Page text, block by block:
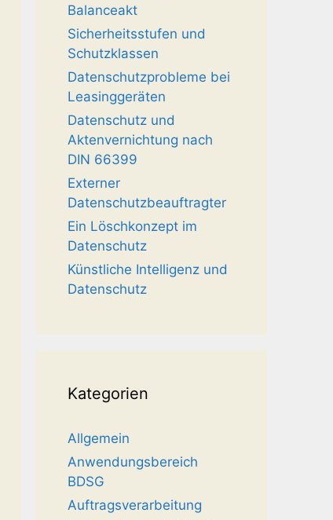
Balanceakt
Sicherheitsstufen und
Schutzklassen
Datenschutzprobleme bei
Leasinggeräten
Datenschutz und
Aktenvernichtung nach
DIN 66399
Externer
Datenschutzbeauftragter
Ein Löschkonzept im
Datenschutz
Künstliche Intelligenz und
Datenschutz
Kategorien
Allgemein
Anwendungsbereich
BDSG
Auftragsverarbeitung